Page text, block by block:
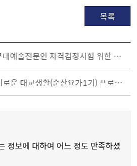
목록
제25회 무대예술전문인 자격검정시험 위한 외출 허용
2023슬기로운 태교생활(순산요가1기) 프로그램 참여자 모집
정보에 대하여 어느 정도 만족하셨